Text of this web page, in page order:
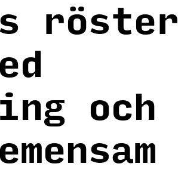
röster
och